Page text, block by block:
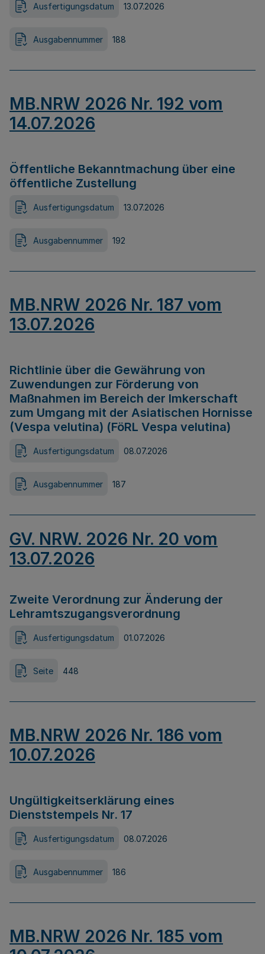
Ausfertigungsdatum 13.07.2026
Ausgabennummer 188
MB.NRW 2026 Nr. 192 vom
14.07.2026
Öffentliche Bekanntmachung über eine
öffentliche Zustellung
Ausfertigungsdatum 13.07.2026
Ausgabennummer 192
MB.NRW 2026 Nr. 187 vom
13.07.2026
Richtlinie über die Gewährung von
Zuwendungen zur Förderung von
Maßnahmen im Bereich der Imkerschaft
zum Umgang mit der Asiatischen Hornisse
(Vespa velutina) (FöRL Vespa velutina)
Ausfertigungsdatum 08.07.2026
Ausgabennummer 187
GV. NRW. 2026 Nr. 20 vom
13.07.2026
Zweite Verordnung zur Änderung der
Lehramtszugangsverordnung
Ausfertigungsdatum 01.07.2026
Seite 448
MB.NRW 2026 Nr. 186 vom
10.07.2026
Ungültigkeitserklärung eines
Dienststempels Nr. 17
Ausfertigungsdatum 08.07.2026
Ausgabennummer 186
MB.NRW 2026 Nr. 185 vom